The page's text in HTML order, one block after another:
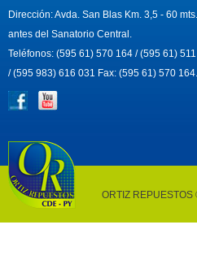
Dirección: Avda. San Blas Km. 3,5 - 60 mts.
antes del Sanatorio Central.
Teléfonos: (595 61) 570 164 / (595 61)
/ (595 983) 616 031 Fax: (595 61) 570 164.
ORTIZ